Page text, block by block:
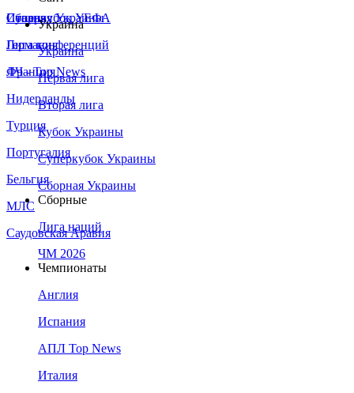
Сборная Украины
Италия
Германия
Франция
Нидерланды
Турция
Португалия
Бельгия
МЛС
Саудовская Аравия
Суперкубок УЕФА
Лига конференций
ЛЧ - Top News
Украина
Украина
Первая лига
Вторая лига
Кубок Украины
Суперкубок Украины
Сборная Украины
Сборные
Лига наций
ЧМ 2026
Чемпионаты
Англия
Испания
АПЛ Top News
Италия